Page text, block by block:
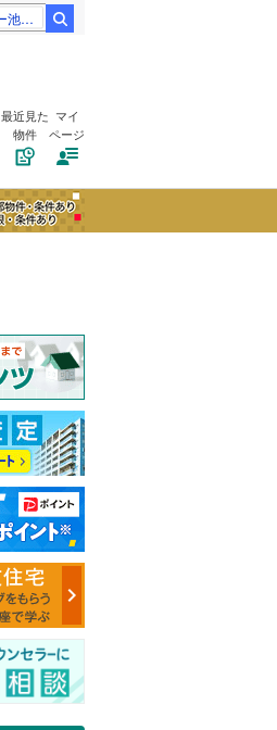
レインボー池田 佐藤佳奈アナ
最近見た
物件
マイ
ページ